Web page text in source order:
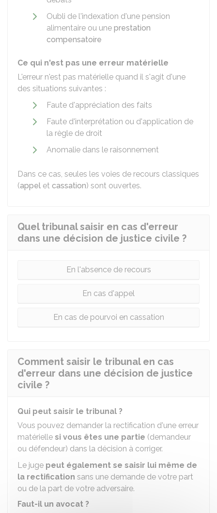
Oubli de l'indexation d'une pension
alimentaire ou une prestation
compensatoire
Ce qui n'est pas une erreur matérielle
L'erreur n'est pas matérielle quand il s'agit d'une
des situations suivantes :
Faute d'appréciation des faits
Faute d'interprétation ou d'application de
la règle de droit
Anomalie dans le raisonnement
Dans ce cas, seules les voies de recours classiques
(appel et cassation) sont ouvertes.
Quel tribunal saisir en cas d'erreur
dans une décision de justice civile ?
En l'absence de recours
En cas d'appel
En cas de pourvoi en cassation
Comment saisir le tribunal en cas
d'erreur dans une décision de justice
civile ?
Qui peut saisir le tribunal ?
Vous pouvez demander la rectification d'une erreur
matérielle si vous êtes une partie (demandeur
ou défendeur) dans la décision à corriger.
Le juge peut également se saisir lui même de
la rectification sans une demande de votre part
ou de la part de votre adversaire.
Faut-il un avocat ?